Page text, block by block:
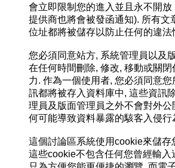
會立即限制您的進入並且永不開放
提供商也將會被發函通知). 所有文
位址都將被儲存以防止任何的違法
您必須同意站方, 系統管理員以及
在任何時間刪除, 修改, 移動或關
力. 作為一個使用者, 您必須同意
訊都將被存入資料庫中, 這些資訊
理員及版面管理員之外不會對外公
何可能導致資料暴露的駭客入侵行
這個討論區系統使用cookie來儲存
這些cookie不包含任何您曾經輸入